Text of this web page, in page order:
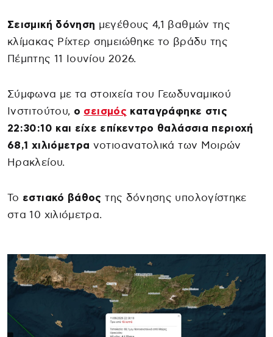
Σεισμική δόνηση μεγέθους 4,1 βαθμών της
κλίμακας Ρίχτερ σημειώθηκε το βράδυ της
Πέμπτης 11 Ιουνίου 2026.
Σύμφωνα με τα στοιχεία του Γεωδυναμικού
Ινστιτούτου, ο σεισμόςκαταγράφηκε στις
22:30:10 και είχε επίκεντρο θαλάσσια περιοχή
68,1 χιλιόμετρα νοτιοανατολικά των Μοιρών
Ηρακλείου.
Το εστιακό βάθος της δόνησης υπολογίστηκε
στα 10 χιλιόμετρα.